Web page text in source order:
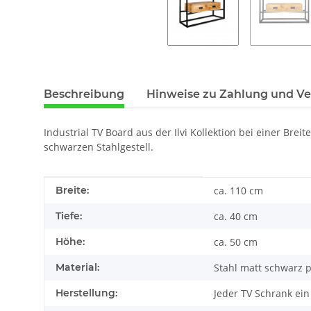
Beschreibung Hinweise zu Zahlung und
Industrial TV Board aus der Ilvi Kollektion bei einer
schwarzen Stahlgestell.
Produkteigenschaft
Wert
Breite: ca. 110 cm
Tiefe: ca. 40 cm
Höhe: ca. 50 cm
Material: Stahl matt schwarz
Herstellung: Jeder TV Schrank